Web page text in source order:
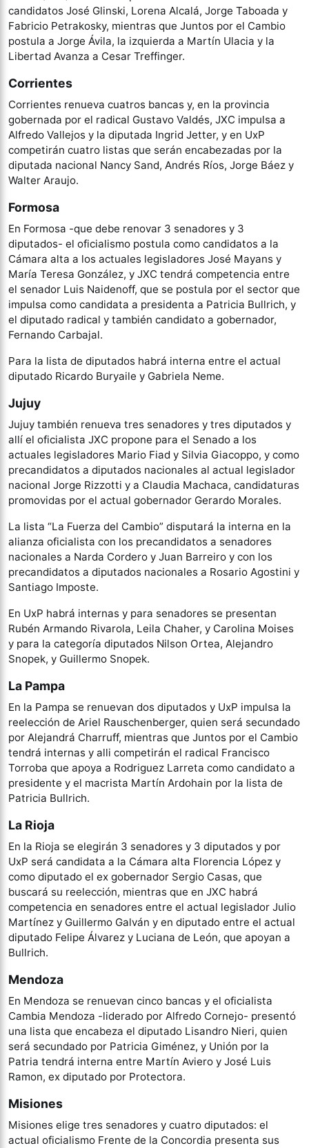
candidatos José Glinski, Lorena Alcalá, Jorge Taboada y
Fabricio Petrakosky, mientras que Juntos por el Cambio
postula a Jorge Ávila, la izquierda a Martín Ulacia y la
Libertad Avanza a Cesar Treffinger.
Corrientes
Corrientes renueva cuatros bancas y, en la provincia
gobernada por el radical Gustavo Valdés, JXC impulsa a
Alfredo Vallejos y la diputada Ingrid Jetter, y en UxP
competirán cuatro listas que serán encabezadas por la
diputada nacional Nancy Sand, Andrés Ríos, Jorge Báez y
Walter Araujo.
Formosa
En Formosa -que debe renovar 3 senadores y 3
diputados- el oficialismo postula como candidatos a la
Cámara alta a los actuales legisladores José Mayans y
María Teresa González, y JXC tendrá competencia entre
el senador Luis Naidenoff, que se postula por el sector que
impulsa como candidata a presidenta a Patricia Bullrich, y
el diputado radical y también candidato a gobernador,
Fernando Carbajal.
Para la lista de diputados habrá interna entre el actual
diputado Ricardo Buryaile y Gabriela Neme.
Jujuy
Jujuy también renueva tres senadores y tres diputados y
allí el oficialista JXC propone para el Senado a los
actuales legisladores Mario Fiad y Silvia Giacoppo, y como
precandidatos a diputados nacionales al actual legislador
nacional Jorge Rizzotti y a Claudia Machaca, candidaturas
promovidas por el actual gobernador Gerardo Morales.
La lista “La Fuerza del Cambio” disputará la interna en la
alianza oficialista con los precandidatos a senadores
nacionales a Narda Cordero y Juan Barreiro y con los
precandidatos a diputados nacionales a Rosario Agostini y
Santiago Imposte.
En UxP habrá internas y para senadores se presentan
Rubén Armando Rivarola, Leila Chaher, y Carolina Moises
y para la categoría diputados Nilson Ortea, Alejandro
Snopek, y Guillermo Snopek.
La Pampa
En la Pampa se renuevan dos diputados y UxP impulsa la
reelección de Ariel Rauschenberger, quien será secundado
por Alejandrá Charruff, mientras que Juntos por el Cambio
tendrá internas y alli competirán el radical Francisco
Torroba que apoya a Rodriguez Larreta como candidato a
presidente y el macrista Martín Ardohain por la lista de
Patricia Bullrich.
La Rioja
En la Rioja se elegirán 3 senadores y 3 diputados y por
UxP será candidata a la Cámara alta Florencia López y
como diputado el ex gobernador Sergio Casas, que
buscará su reelección, mientras que en JXC habrá
competencia en senadores entre el actual legislador Julio
Martínez y Guillermo Galván y en diputado entre el actual
diputado Felipe Álvarez y Luciana de León, que apoyan a
Bullrich.
Mendoza
En Mendoza se renuevan cinco bancas y el oficialista
Cambia Mendoza -liderado por Alfredo Cornejo- presentó
una lista que encabeza el diputado Lisandro Nieri, quien
será secundado por Patricia Giménez, y Unión por la
Patria tendrá interna entre Martín Aviero y José Luis
Ramon, ex diputado por Protectora.
Misiones
Misiones elige tres senadores y cuatro diputados: el
actual oficialismo Frente de la Concordia presenta sus